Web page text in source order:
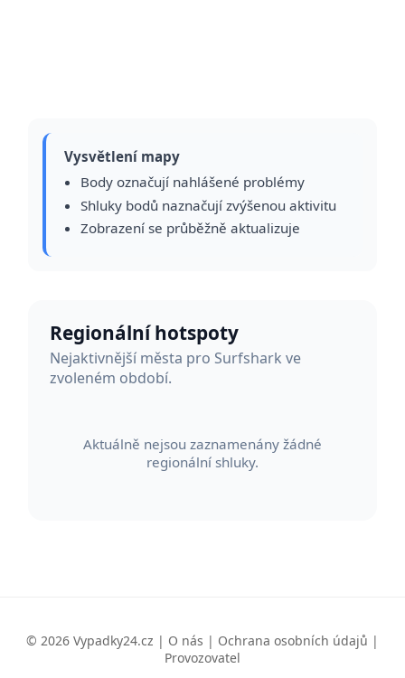
Vysvětlení mapy
Body označují nahlášené problémy
Shluky bodů naznačují zvýšenou aktivitu
Zobrazení se průběžně aktualizuje
Regionální hotspoty
Nejaktivnější města pro Surfshark ve
zvoleném období.
Aktuálně nejsou zaznamenány žádné
regionální shluky.
© 2026 Vypadky24.cz | O nás | Ochrana osobních údajů |
Provozovatel